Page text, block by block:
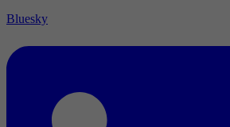
Bluesky